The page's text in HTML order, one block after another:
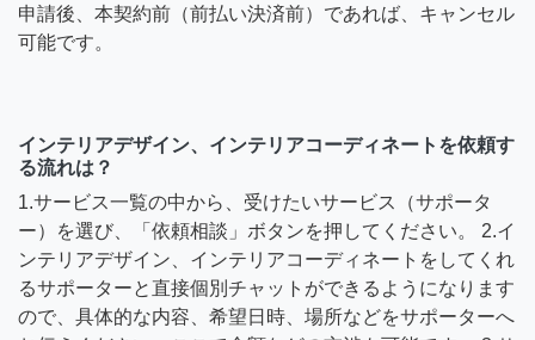
申請後、本契約前（前払い決済前）であれば、キャンセル
可能です。
インテリアデザイン、インテリアコーディネートを依頼す
る流れは？
1.サービス一覧の中から、受けたいサービス（サポータ
ー）を選び、「依頼相談」ボタンを押してください。 2.イ
ンテリアデザイン、インテリアコーディネートをしてくれ
るサポーターと直接個別チャットができるようになります
ので、具体的な内容、希望日時、場所などをサポーターへ